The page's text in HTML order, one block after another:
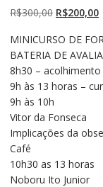
R$300,00 O
original
era:
R$300,00.
R$200,00O
MINICURSO DE
BATERIA DE
8h30 – acolhimento
9h às 13 horas –
9h às 10h
Vitor da Fonseca
Implicações da
Café
10h30 as 13 horas
Noboru Ito Junior